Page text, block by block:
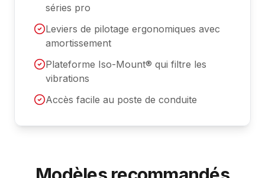
séries pro
Leviers de pilotage ergonomiques avec
amortissement
Plateforme Iso-Mount® qui filtre les
vibrations
Accès facile au poste de conduite